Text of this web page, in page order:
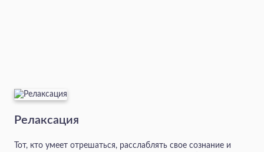
Релаксация
Тот, кто умеет отрешаться, расслаблять свое сознание и